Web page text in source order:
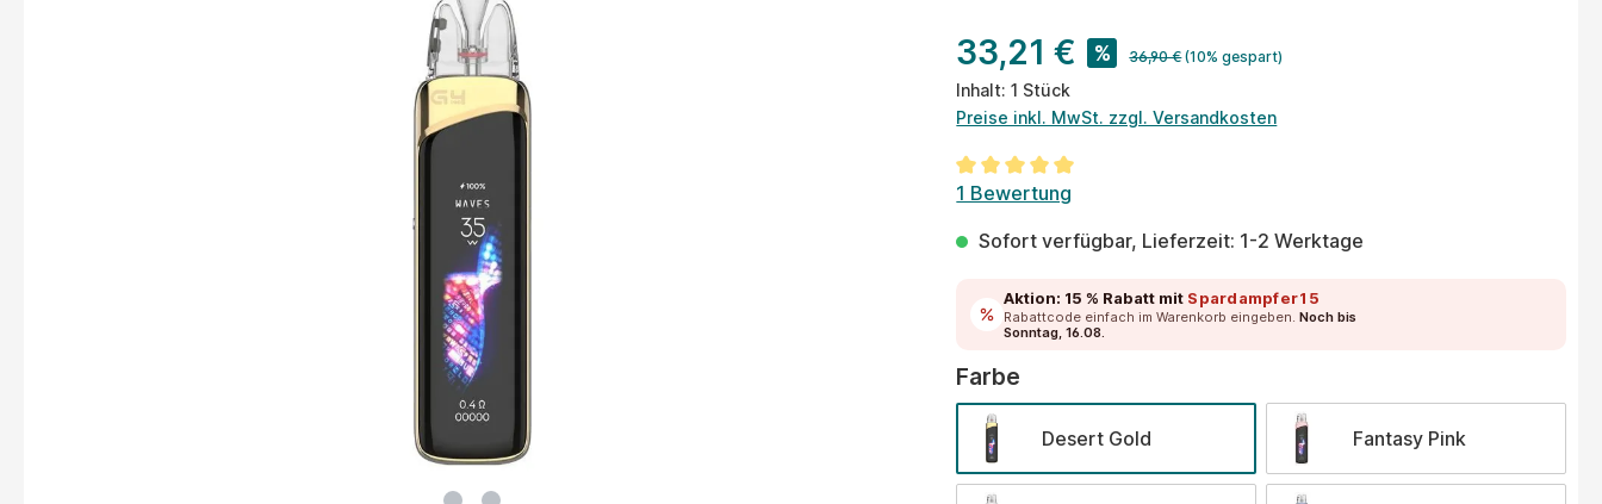
33,21 € % 36,90 € (10% gespart)
Inhalt:1 Stück
Preise inkl. MwSt. zzgl. Versandkosten
Durchschnittliche Bewertung von 5 von 5 Sternen
1 Bewertung
Sofort verfügbar, Lieferzeit: 1-2 Werktage
Aktion: 15 % Rabatt mit Spardampfer15
Rabattcode einfach im Warenkorb eingeben.Noch bis
Sonntag, 16.08.
Farbe
Desert Gold Fantasy Pink